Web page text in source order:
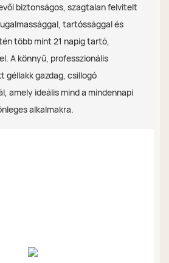
biztonságos, szagtalan felvitelt
tartóssággal és
több mint 21 napig tartó,
A könnyű, professzionális
géllakk gazdag, csillogó
amely ideális mind a mindennapi
alkalmakra.